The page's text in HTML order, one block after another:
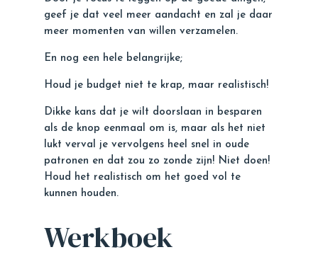
geef je dat veel meer aandacht en zal je daar
meer momenten van willen verzamelen.
En nog een hele belangrijke;
Houd je budget niet te krap, maar realistisch!
Dikke kans dat je wilt doorslaan in besparen
als de knop eenmaal om is, maar als het niet
lukt verval je vervolgens heel snel in oude
patronen en dat zou zo zonde zijn! Niet doen!
Houd het realistisch om het goed vol te
kunnen houden.
Werkboek